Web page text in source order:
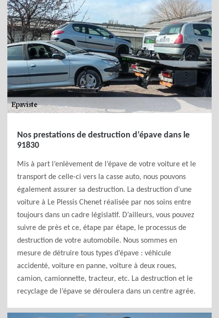
Nos prestations de destruction d’épave dans le
91830
Mis à part l’enlèvement de l’épave de votre voiture et le
transport de celle-ci vers la casse auto, nous pouvons
également assurer sa destruction. La destruction d’une
voiture à Le Plessis Chenet réalisée par nos soins entre
toujours dans un cadre législatif. D’ailleurs, vous pouvez
suivre de près et ce, étape par étape, le processus de
destruction de votre automobile. Nous sommes en
mesure de détruire tous types d’épave : véhicule
accidenté, voiture en panne, voiture à deux roues,
camion, camionnette, tracteur, etc. La destruction et le
recyclage de l’épave se déroulera dans un centre agrée.